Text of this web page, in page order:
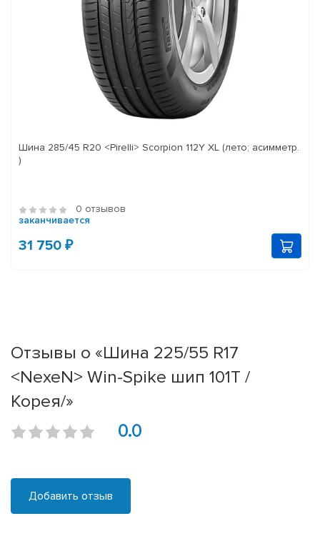
Шина 285/45 R20 <Pirelli> Scorpion 112Y XL (лето; асимметр.
)
0 отзывов
заканчивается
31 750 ₽
Отзывы о «Шина 225/55 R17
<NexeN> Win-Spike шип 101T /
Корея/»
0.0
Добавить отзыв